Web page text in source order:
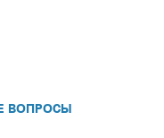
ВОПРОСЫ